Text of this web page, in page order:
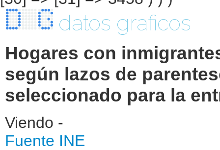
datos graficos
Hogares con
según lazos de
seleccionado para la
Viendo -
Fuente INE